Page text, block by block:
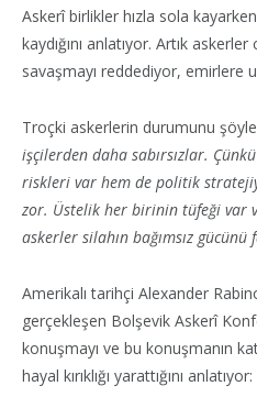
Askerî birlikler hızla sola
kaydığını anlatıyor. Artık
savaşmayı reddediyor, emirlere
Troçki askerlerin durumunu
işçilerden daha sabırsızlar.
riskleri var hem de politik
zor. Üstelik her birinin tüfeği var
askerler silahın bağımsız
Amerikalı tarihçi Alexander
gerçekleşen Bolşevik Askerî
konuşmayı ve bu konuşmanın
hayal kırıklığı yarattığını anlatıyor: